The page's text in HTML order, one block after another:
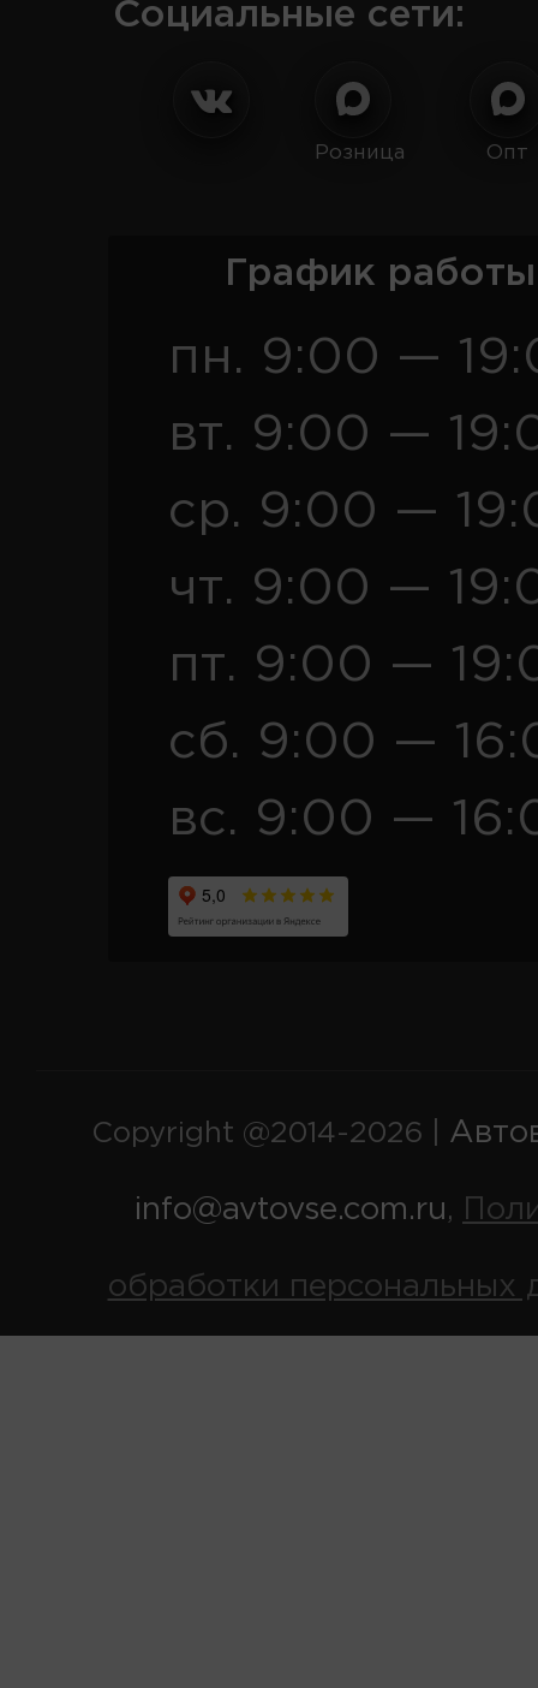
Социальные сети:
Розница Опт
График
пн. 9:00 —
вт. 9:00 —
ср. 9:00 —
чт. 9:00 —
пт. 9:00 —
сб. 9:00 —
вс. 9:00 —
Copyright @2014-2026 |
info@avtovse.com.ru,
обработки персональных